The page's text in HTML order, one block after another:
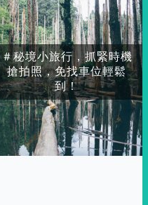
＃秘境小旅行，抓緊時機
搶拍照，免找車位輕鬆
到！